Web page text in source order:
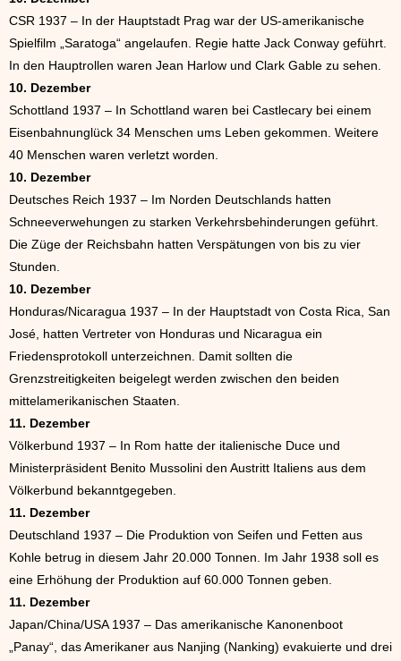
CSR 1937 – In der Hauptstadt Prag war der US-amerikanische
Spielfilm „Saratoga“ angelaufen. Regie hatte Jack Conway geführt.
In den Hauptrollen waren Jean Harlow und Clark Gable zu sehen.
10. Dezember
Schottland 1937 – In Schottland waren bei Castlecary bei einem
Eisenbahnunglück 34 Menschen ums Leben gekommen. Weitere
40 Menschen waren verletzt worden.
10. Dezember
Deutsches Reich 1937 – Im Norden Deutschlands hatten
Schneeverwehungen zu starken Verkehrsbehinderungen geführt.
Die Züge der Reichsbahn hatten Verspätungen von bis zu vier
Stunden.
10. Dezember
Honduras/Nicaragua 1937 – In der Hauptstadt von Costa Rica, San
José, hatten Vertreter von Honduras und Nicaragua ein
Friedensprotokoll unterzeichnen. Damit sollten die
Grenzstreitigkeiten beigelegt werden zwischen den beiden
mittelamerikanischen Staaten.
11. Dezember
Völkerbund 1937 – In Rom hatte der italienische Duce und
Ministerpräsident Benito Mussolini den Austritt Italiens aus dem
Völkerbund bekanntgegeben.
11. Dezember
Deutschland 1937 – Die Produktion von Seifen und Fetten aus
Kohle betrug in diesem Jahr 20.000 Tonnen. Im Jahr 1938 soll es
eine Erhöhung der Produktion auf 60.000 Tonnen geben.
11. Dezember
Japan/China/USA 1937 – Das amerikanische Kanonenboot
„Panay“, das Amerikaner aus Nanjing (Nanking) evakuierte und drei